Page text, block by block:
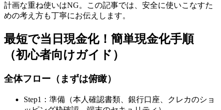
計画な重ね使いはNG。この記事では、安全に使いこなすた
めの考え方も丁寧にお伝えします。
最短で当日現金化！簡単現金化手順
（初心者向けガイド）
全体フロー（まずは俯瞰）
Step1：準備（本人確認書類、銀行口座、クレカのショ